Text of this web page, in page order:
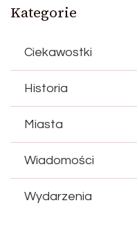
Kategorie
Ciekawostki
Historia
Miasta
Wiadomości
Wydarzenia